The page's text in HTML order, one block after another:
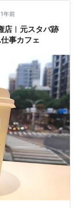
のお出かけ情報
、
台北おすすめカ
カ…
1年前
店︱元スタバ跡
事カフェ